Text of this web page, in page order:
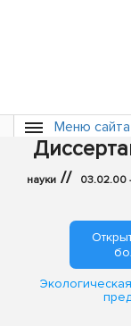
Меню сайта
науки // 03.02.00